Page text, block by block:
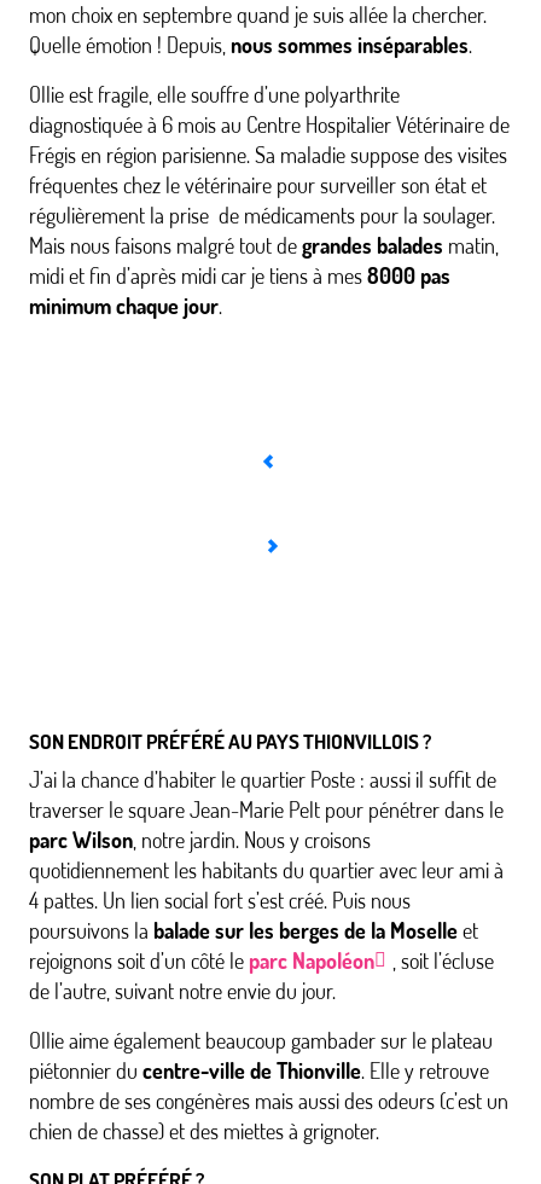
mon choix en septembre quand je suis allée la chercher.
Quelle émotion ! Depuis, nous sommes inséparables.
Ollie est fragile, elle souffre d’une polyarthrite
diagnostiquée à 6 mois au Centre Hospitalier Vétérinaire de
Frégis en région parisienne. Sa maladie suppose des visites
fréquentes chez le vétérinaire pour surveiller son état et
régulièrement la prise de médicaments pour la soulager.
Mais nous faisons malgré tout degrandes balades matin,
midi et fin d’après midi car je tiens à mes8000 pas
minimum chaque jour.
SON ENDROIT PRÉFÉRÉ AU PAYS THIONVILLOIS ?
J’ai la chance d’habiter le quartier Poste : aussi il suffit de
traverser le square Jean-Marie Pelt pour pénétrer dans le
parc Wilson , notre jardin. Nous y croisons
quotidiennement les habitants du quartier avec leur ami à
4 pattes. Un lien social fort s’est créé. Puis nous
poursuivons la balade sur les berges de la Moselleet
rejoignons soit d’un côté le parc Napoléon
, soit l’écluse
de l’autre, suivant notre envie du jour.
Ollie aime également beaucoup gambader sur le plateau
piétonnier du centre-ville de Thionville. Elle y retrouve
nombre de ses congénères mais aussi des odeurs (c’est un
chien de chasse) et des miettes à grignoter.